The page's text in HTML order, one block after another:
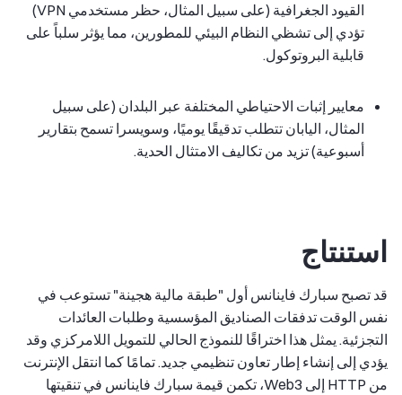
القيود الجغرافية (على سبيل المثال، حظر مستخدمي VPN)
تؤدي إلى تشظي النظام البيئي للمطورين، مما يؤثر سلباً على
قابلية البروتوكول.
معايير إثبات الاحتياطي المختلفة عبر البلدان (على سبيل
المثال، اليابان تتطلب تدقيقًا يوميًا، وسويسرا تسمح بتقارير
أسبوعية) تزيد من تكاليف الامتثال الحدية.
استنتاج
قد تصبح سبارك فاينانس أول "طبقة مالية هجينة" تستوعب في
نفس الوقت تدفقات الصناديق المؤسسية وطلبات العائدات
التجزئية. يمثل هذا اختراقًا للنموذج الحالي للتمويل اللامركزي وقد
يؤدي إلى إنشاء إطار تعاون تنظيمي جديد. تمامًا كما انتقل الإنترنت
من HTTP إلى Web3، تكمن قيمة سبارك فاينانس في تنقيتها